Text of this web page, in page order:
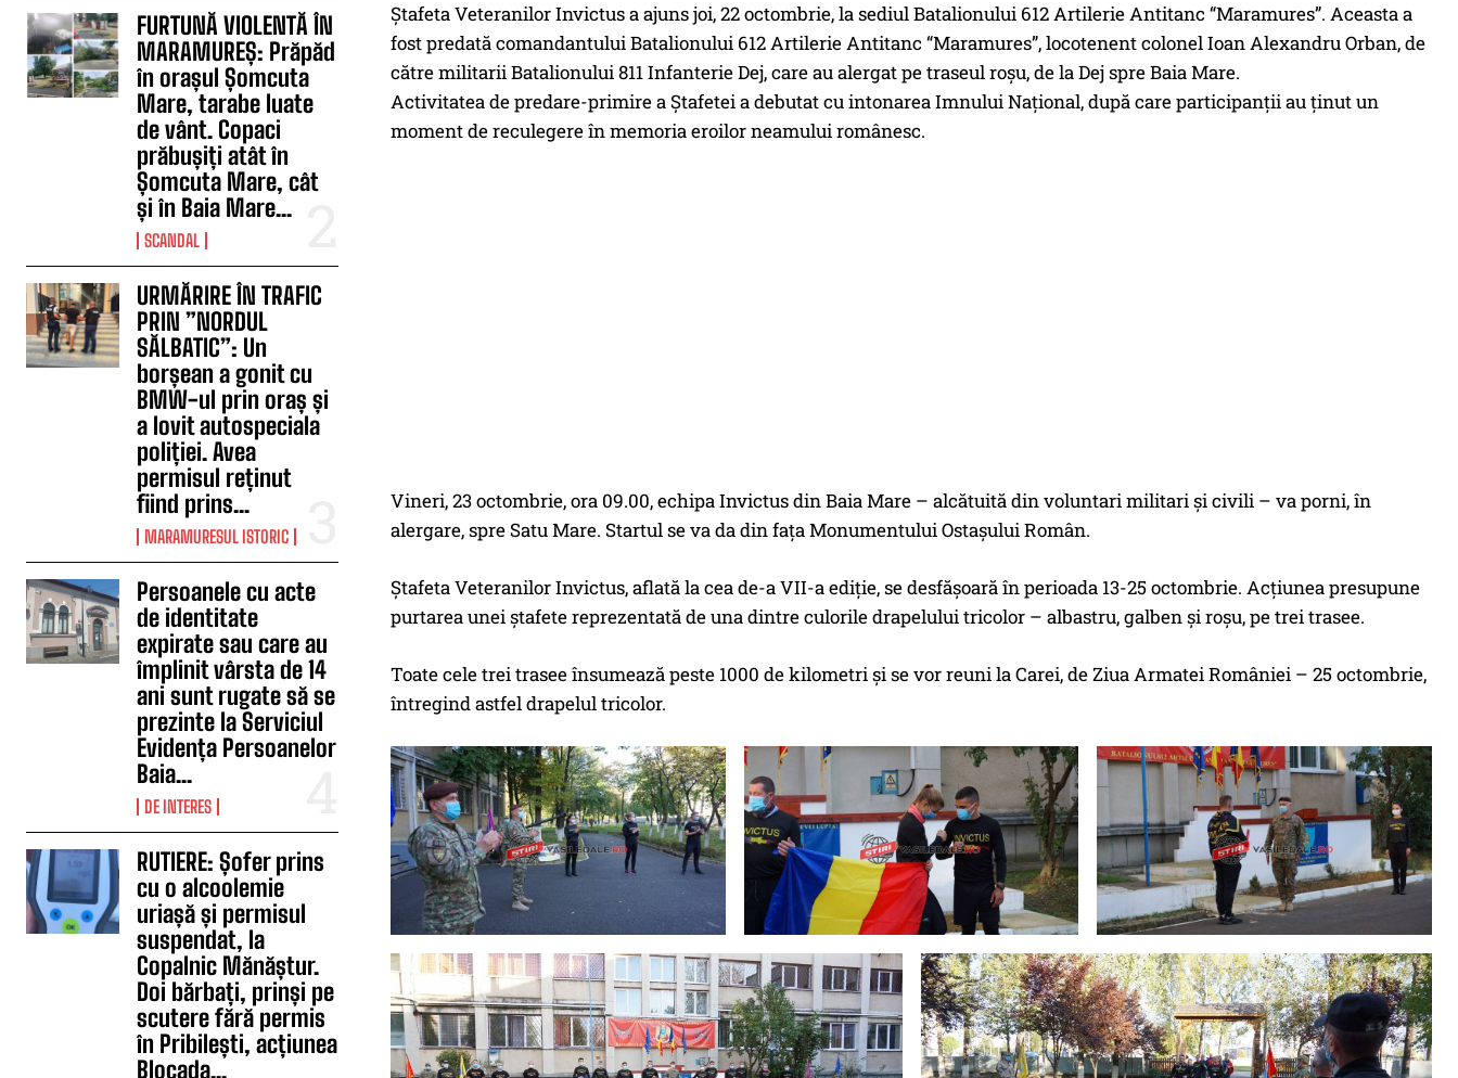
FURTUNĂ VIOLENTĂ ÎN
MARAMUREȘ: Prăpăd
în orașul Șomcuta
Mare, tarabe luate
de vânt. Copaci
prăbușiți atât în
Șomcuta Mare, cât
și în Baia Mare...
SCANDAL
URMĂRIRE ÎN TRAFIC
PRIN ”NORDUL
SĂLBATIC”: Un
borșean a gonit cu
BMW-ul prin oraș și
a lovit autospeciala
poliției. Avea
permisul reținut
fiind prins...
MARAMURESUL ISTORIC
Persoanele cu acte
de identitate
expirate sau care au
împlinit vârsta de 14
ani sunt rugate să se
prezinte la Serviciul
Evidența Persoanelor
Baia...
DE INTERES
RUTIERE: Șofer prins
cu o alcoolemie
uriașă și permisul
suspendat, la
Copalnic Mănăștur.
Doi bărbați, prinși pe
scutere fără permis
în Pribilești, acțiunea
Blocada...
Ștafeta Veteranilor Invictus a ajuns joi, 22 octombrie, la sediul Batalionului 612 Artilerie Antitanc “Maramures”. Aceasta a
fost predată comandantului Batalionului 612 Artilerie Antitanc “Maramures”, locotenent colonel Ioan Alexandru Orban, de
către militarii Batalionului 811 Infanterie Dej, care au alergat pe traseul roșu, de la Dej spre Baia Mare.
Activitatea de predare-primire a Ștafetei a debutat cu intonarea Imnului Național, după care participanții au ținut un
moment de reculegere în memoria eroilor neamului românesc.
Vineri, 23 octombrie, ora 09.00, echipa Invictus din Baia Mare – alcătuită din voluntari militari și civili – va porni, în
alergare, spre Satu Mare. Startul se va da din fața Monumentului Ostașului Român.
Ștafeta Veteranilor Invictus, aflată la cea de-a VII-a ediție, se desfășoară în perioada 13-25 octombrie. Acțiunea presupune
purtarea unei ștafete reprezentată de una dintre culorile drapelului tricolor – albastru, galben și roșu, pe trei trasee.
Toate cele trei trasee însumează peste 1000 de kilometri și se vor reuni la Carei, de Ziua Armatei României – 25 octombrie,
întregind astfel drapelul tricolor.